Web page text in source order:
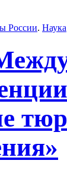
России. Наука